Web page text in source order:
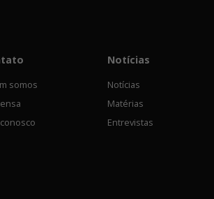
somos
Notícias
Notícias
Matérias
Entrevistas